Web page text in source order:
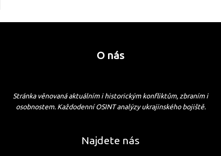
O nás
Stránka věnovaná aktuálním i historickým konfliktům, zbraním i
osobnostem. Každodenní OSINT analýzy ukrajinského bojiště.
Najdete nás